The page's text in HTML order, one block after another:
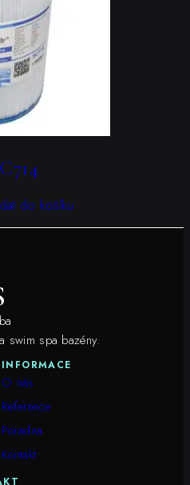
do košíku
swim spa bazény.
INFORMACE
O nás
Reference
Poradna
Kontakt